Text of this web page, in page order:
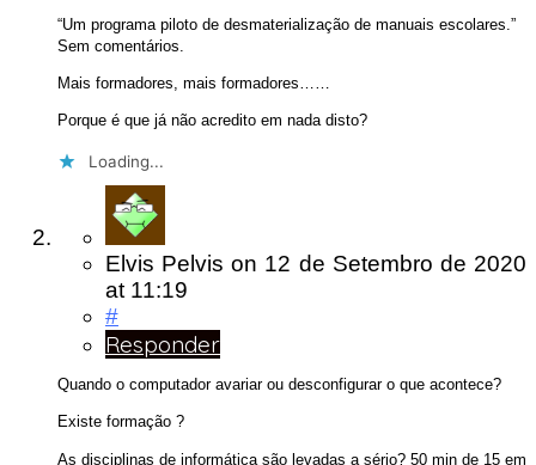
“Um programa piloto de desmaterialização de manuais escolares.”
Sem comentários.
Mais formadores, mais formadores……
Porque é que já não acredito em nada disto?
Loading...
Elvis Pelvis on 12 de Setembro de 2020
at 11:19
#
Responder
Quando o computador avariar ou desconfigurar o que acontece?
Existe formação ?
As disciplinas de informática são levadas a sério? 50 min de 15 em